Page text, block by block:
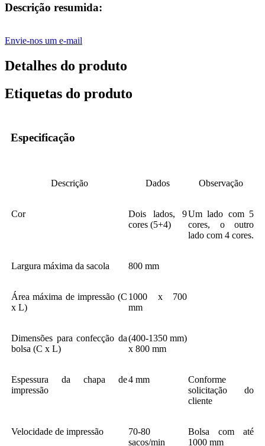
Descrição resumida:
Envie-nos um e-mail
Detalhes do produto
Etiquetas do produto
Especificação
Descrição Dados Observação
Cor
Dois lados, 9
cores (5+4)
Um lado com 5
cores, o outro
lado com 4 cores.
Largura máxima da sacola 800 mm
Área máxima de impressão (C
x L)
1000 x 700
mm
Dimensões para confecção da
bolsa (C x L)
(400-1350 mm)
x 800 mm
Espessura da chapa de
impressão
4 mm
Conforme
solicitação do
cliente
Velocidade de impressão
70-80
sacos/min
Bolsa com até
1000 mm